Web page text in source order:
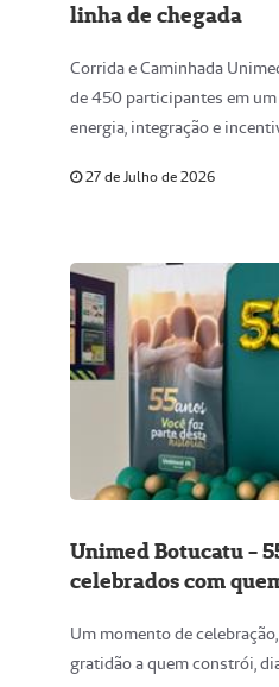
linha de chegada
Corrida e Caminhada
de 450 participantes em
energia, integração e
27 de Julho de 2026
Unimed Botucatu -
celebrados com
Um momento de
gratidão a quem constrói,